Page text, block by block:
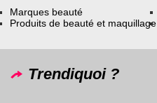
Marques beauté
Produits de beauté et maquillage
Trendiquoi ?